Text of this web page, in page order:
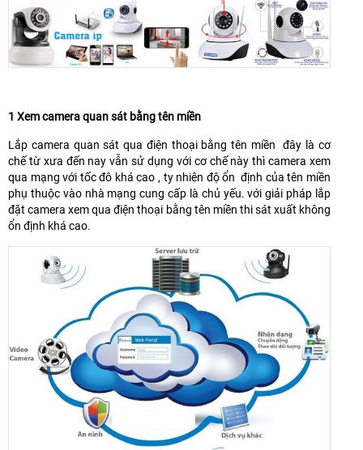
1 Xem camera quan sát bằng tên miền
Lắp camera quan sát qua điện thoại bằng tên miền đây là cơ
chế từ xưa đến nay vẫn sử dụng với cơ chế này thì camera xem
qua mạng với tốc đô khá cao , ty nhiên độ ổn định của tên miền
phụ thuộc vào nhà mạng cung cấp là chủ yếu. với giải pháp lắp
đặt camera xem qua điện thoại bằng tên miền thi sát xuất không
ổn định khá cao.